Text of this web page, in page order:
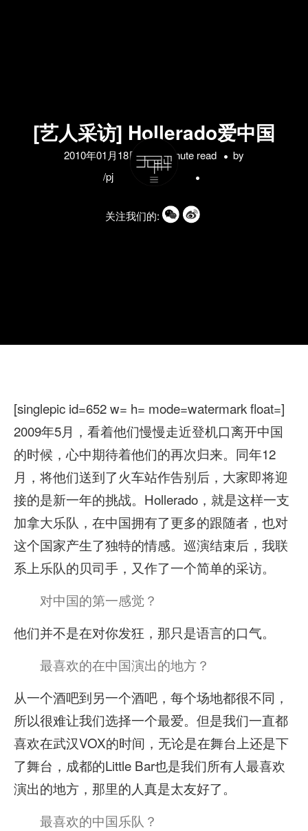
[艺人采访] Hollerado爱中国
2010年01月18日 1 minute read
by
/pj
关注我们的:
[singlepic id=652 w= h= mode=watermark float=]
2009年5月，看着他们慢慢走近登机口离开中国
的时候，心中期待着他们的再次归来。同年12
月，将他们送到了火车站作告别后，大家即将迎
接的是新一年的挑战。Hollerado，就是这样一支
加拿大乐队，在中国拥有了更多的跟随者，也对
这个国家产生了独特的情感。巡演结束后，我联
系上乐队的贝司手，又作了一个简单的采访。
对中国的第一感觉？
他们并不是在对你发狂，那只是语言的口气。
最喜欢的在中国演出的地方？
从一个酒吧到另一个酒吧，每个场地都很不同，
所以很难让我们选择一个最爱。但是我们一直都
喜欢在武汉VOX的时间，无论是在舞台上还是下
了舞台，成都的Little Bar也是我们所有人最喜欢
演出的地方，那里的人真是太友好了。
最喜欢的中国乐队？